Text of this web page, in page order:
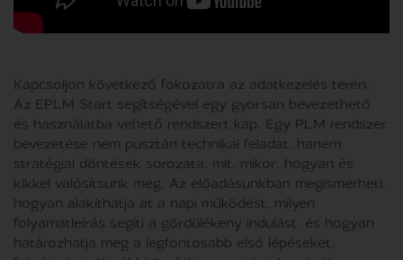
Kapcsoljon következő fokozatra az adatkezelés terén.
Az EPLM Start segítségével egy gyorsan bevezethető
és használatba vehető rendszert kap. Egy PLM rendszer
bevezetése nem pusztán technikai feladat, hanem
stratégiai döntések sorozata: mit, mikor, hogyan és
kikkel valósítsunk meg. Az előadásunkban megismerheti,
hogyan alakíthatja át a napi működést, milyen
folyamatleírás segíti a gördülékeny indulást, és hogyan
határozhatja meg a legfontosabb első lépéseket,